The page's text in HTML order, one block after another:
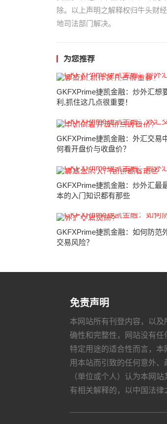
除。以上声明之解释权归牛头财
地司法部门解决。
为您推荐
GKFXPrime捷凯金融：炒外汇想
利,抓住这几点很重要！
GKFXPrime捷凯金融：外汇交易
何看开盘价与收盘价？
GKFXPrime捷凯金融：炒外汇最
本的入门知识都有那些
GKFXPrime捷凯金融：如何防范
交易风险？
免责声明
本网站所有刊登内容，以
确性和完整性，网站没有
特定用途的适合性而言，
用本站而引致的任何意外
（单位或个人）认为本网
有相关解释的，以中国法律